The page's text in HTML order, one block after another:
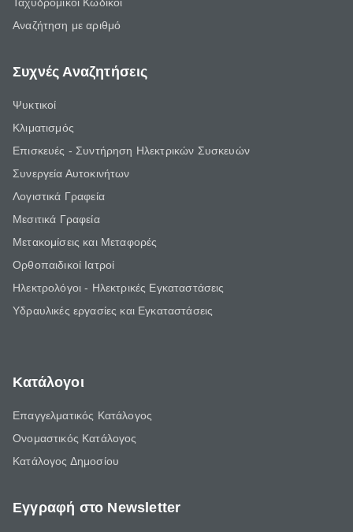
Αναζήτηση με αριθμό
Συχνές Αναζητήσεις
Ψυκτικοί
Κλιματισμός
Επισκευές - Συντήρηση Ηλεκτρικών Συσκευών
Συνεργεία Αυτοκινήτων
Λογιστικά Γραφεία
Μεσιτικά Γραφεία
Μετακομίσεις και Μεταφορές
Ορθοπαιδικοί Ιατροί
Ηλεκτρολόγοι - Ηλεκτρικές Εγκαταστάσεις
Υδραυλικές εργασίες και Εγκαταστάσεις
Κατάλογοι
Επαγγελματικός Κατάλογος
Ονομαστικός Κατάλογος
Κατάλογος Δημοσίου
Εγγραφή στο Newsletter